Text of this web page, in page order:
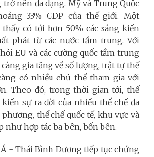
trở nên đa dạng. Mỹ và Trung Quốc
33% GDP của thế giới. Một
có tới hơn 50% các sáng kiến
phát từ các nước tầm trung. Với
EU và các cường quốc tầm trung
càng gia tăng về số lượng, trật tự thế
có nhiều chủ thể tham gia với
Theo đó, trong thời gian tới, thế
sự ra đời của nhiều thể chế đa
thể chế quốc tế, khu vực và
như hợp tác ba bên, bốn bên.
- Thái Bình Dương tiếp tục chứng